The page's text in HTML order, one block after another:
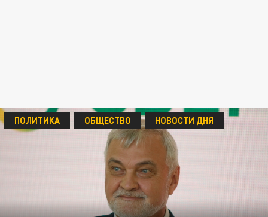
ПОЛИТИКА ОБЩЕСТВО НОВОСТИ ДНЯ